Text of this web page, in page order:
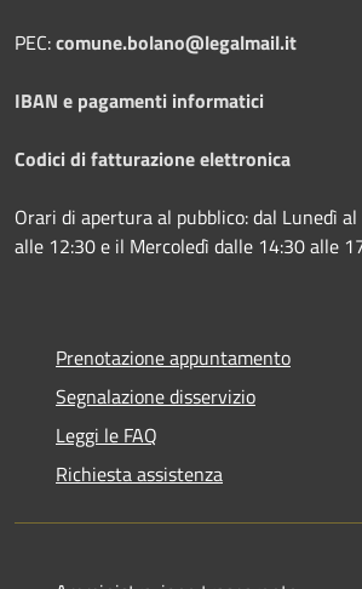
PEC:comune.bolano@legalmail.it
IBAN e pagamenti informatici
Codici di fatturazione elettronica
Orari di apertura al pubblico: dal Lunedì
alle 12:30 e il Mercoledì dalle 14:30 alle
Prenotazione appuntamento
Segnalazione disservizio
Leggi le FAQ
Richiesta assistenza